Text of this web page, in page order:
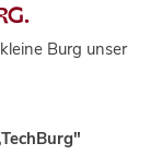
Burg unser